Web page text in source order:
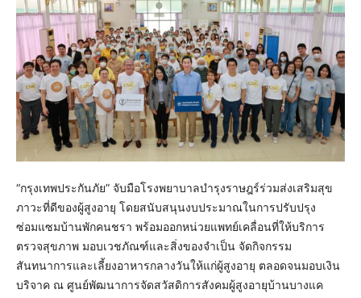
“กรุงเทพประกันภัย” จับมือโรงพยาบาลบำรุงราษฎร์ร่วมส่งเสริมสุข
ภาวะที่ดีของผู้สูงอายุ โดยสนับสนุนงบประมาณในการปรับปรุง
ซ่อมแซมบ้านพักคนชรา พร้อมออกหน่วยแพทย์เคลื่อนที่ให้บริการ
ตรวจสุขภาพ มอบเวชภัณฑ์และสิ่งของจำเป็น จัดกิจกรรม
สันทนาการและเลี้ยงอาหารกลางวันให้แก่ผู้สูงอายุ ตลอดจนมอบเงิน
บริจาค ณ ศูนย์พัฒนาการจัดสวัสดิการสังคมผู้สูงอายุบ้านบางแค